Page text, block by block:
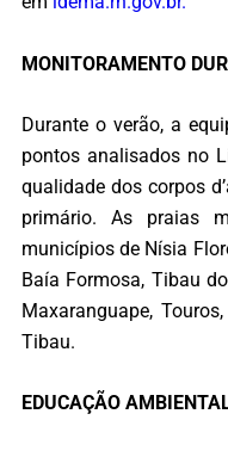
MONITORAMENTO
Durante o verão, a
pontos analisados no
qualidade dos corpos
primário. As praias
municípios de Nísia
Baía Formosa, Tibau
Maxaranguape,
Tibau.
EDUCAÇÃO